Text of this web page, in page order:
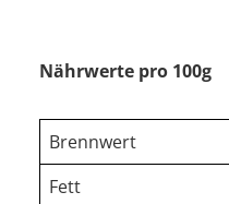
Nährwerte pro 100g
Brennwert
Fett